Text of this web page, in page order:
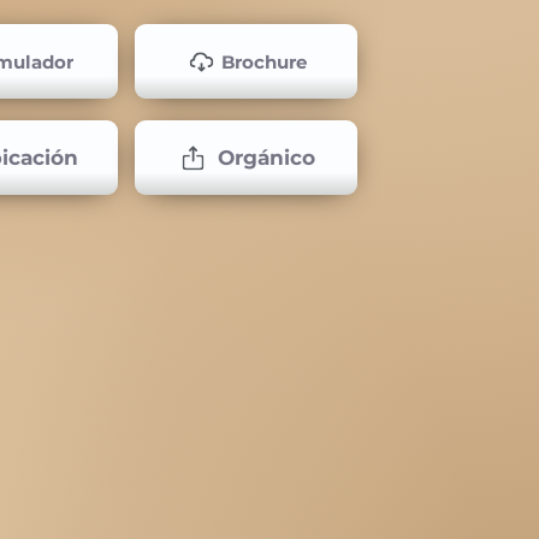
Brochure
Orgánico